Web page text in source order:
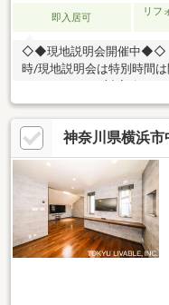
即入居可
リフ
◇◆現地説明会開催中◆◇（
時/現地説明会は特別時間
重なお時間の中で、ご希
合に合わせて、 短時間の
のご案内も可♪ ご都合に合わせたご
要時間や内容は、下記をご
（30分～） 〇資金計画の
分～） 〇周辺環境のご紹介（60分～） ご来
約をお願いします♪
神奈川県横浜